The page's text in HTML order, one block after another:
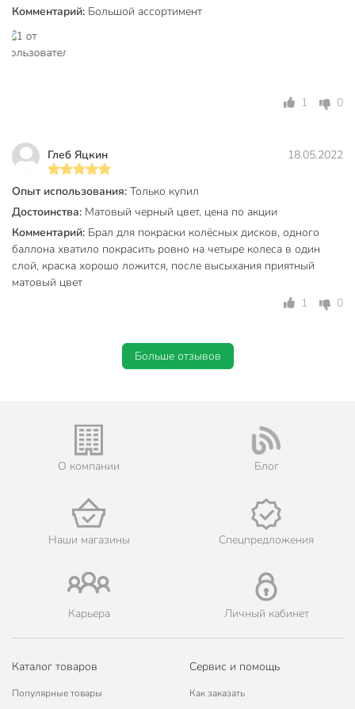
Тип работ
для внутренних
Тип тары
аэрозоль
Возможность колеровки
без возможности
без разбавителя
Комментарий: Большой ассортимент
1 0
Глеб Яцкин 18.05.2022
Опыт использования: Только купил
Достоинства: Матовый черный цвет, цена по акции
Комментарий: Брал для покраски колёсных дисков, одного
баллона хватило покрасить ровно на четыре колеса в один
слой, краска хорошо ложится, после высыхания приятный
матовый цвет
1
0
Больше отзывов
О компании Блог
Наши магазины Спецпредложения
Карьера Личный кабинет
Каталог товаров
Популярные товары
Сервис и помощь
Как заказать